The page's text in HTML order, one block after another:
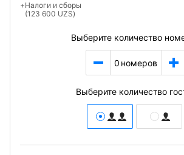
+Налоги и сборы
(123 600 UZS)
Выберите количество
0 номеров
Выберите количество